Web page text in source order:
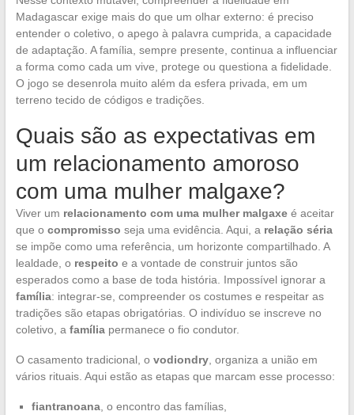
Madagascar exige mais do que um olhar externo: é preciso
entender o coletivo, o apego à palavra cumprida, a capacidade
de adaptação. A família, sempre presente, continua a influenciar
a forma como cada um vive, protege ou questiona a fidelidade.
O jogo se desenrola muito além da esfera privada, em um
terreno tecido de códigos e tradições.
Quais são as expectativas em
um relacionamento amoroso
com uma mulher malgaxe?
Viver um relacionamento com uma mulher malgaxeé aceitar
que o compromisso seja uma evidência. Aqui, a relação séria
se impõe como uma referência, um horizonte compartilhado. A
lealdade, o respeito e a vontade de construir juntos são
esperados como a base de toda história. Impossível ignorar a
família: integrar-se, compreender os costumes e respeitar as
tradições são etapas obrigatórias. O indivíduo se inscreve no
coletivo, a famíliapermanece o fio condutor.
O casamento tradicional, o vodiondry, organiza a união em
vários rituais. Aqui estão as etapas que marcam esse processo:
fiantranoana, o encontro das famílias,